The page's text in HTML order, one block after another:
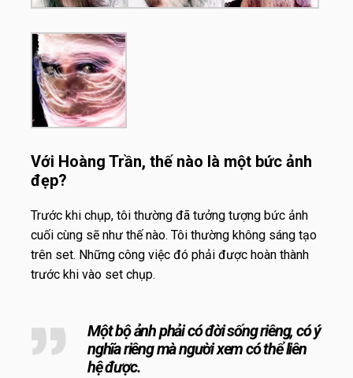
Với Hoàng Trần, thế nào là một bức ảnh
đẹp?
Trước khi chụp, tôi thường đã tưởng tượng bức ảnh
cuối cùng sẽ như thế nào. Tôi thường không sáng tạo
trên set. Những công việc đó phải được hoàn thành
trước khi vào set chụp.
Một bộ ảnh phải có đời sống riêng, có ý
nghĩa riêng mà người xem có thể liên
hệ được.